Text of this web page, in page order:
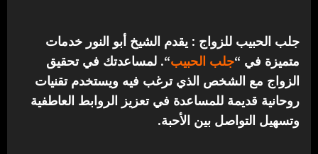
جلب الحبيب للزواج : يقدم الشيخ أبو النور خدمات
متميزة في “جلب الحبيب“. لمساعدتك في تحقيق
الزواج مع الشخص الذي ترغب فيه ويستخدم تقنيات
روحانية قديمة للمساعدة في تعزيز الروابط العاطفية
وتسهيل التواصل بين الأحبة.